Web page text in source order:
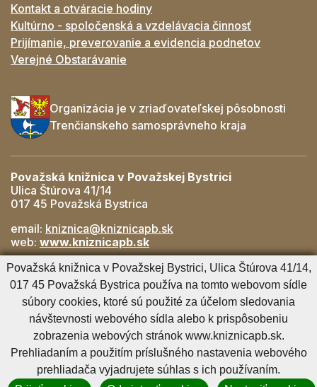
Kontakt a otváracie hodiny
Kultúrno - spoločenská a vzdelávacia činnosť
Prijímanie, preverovanie a evidencia podnetov
Verejné Obstarávanie
Organizácia je v zriaďovateľskej pôsobnosti
Trenčianskeho samosprávneho kraja
Považská knižnica v Považskej Bystrici
Ulica Štúrova 41/14
017 45 Považská Bystrica
email: kniznica@kniznicapb.sk
web: www.kniznicapb.sk
Pobočky
Rozkvet- 042/432 56 59, rozkvet@kniznicapb.sk
SNP - 0901 918 843, snp@kniznicapb.sk
Cookies nastavenieCookies - viac informáciíVyhlásenie o prístupnosti
Technický prevádzkovateľ
Správca obsahu
GenerujeCMS BUXUS
Považská knižnica v Považskej Bystrici, Ulica Štúrova 41/14,
017 45 Považská Bystrica používa na tomto webovom sídle
súbory cookies, ktoré sú použité za účelom sledovania
návštevnosti webového sídla alebo k prispôsobeniu
zobrazenia webových stránok www.kniznicapb.sk.
Prehliadaním a použitím príslušného nastavenia webového
prehliadača vyjadrujete súhlas s ich používaním.